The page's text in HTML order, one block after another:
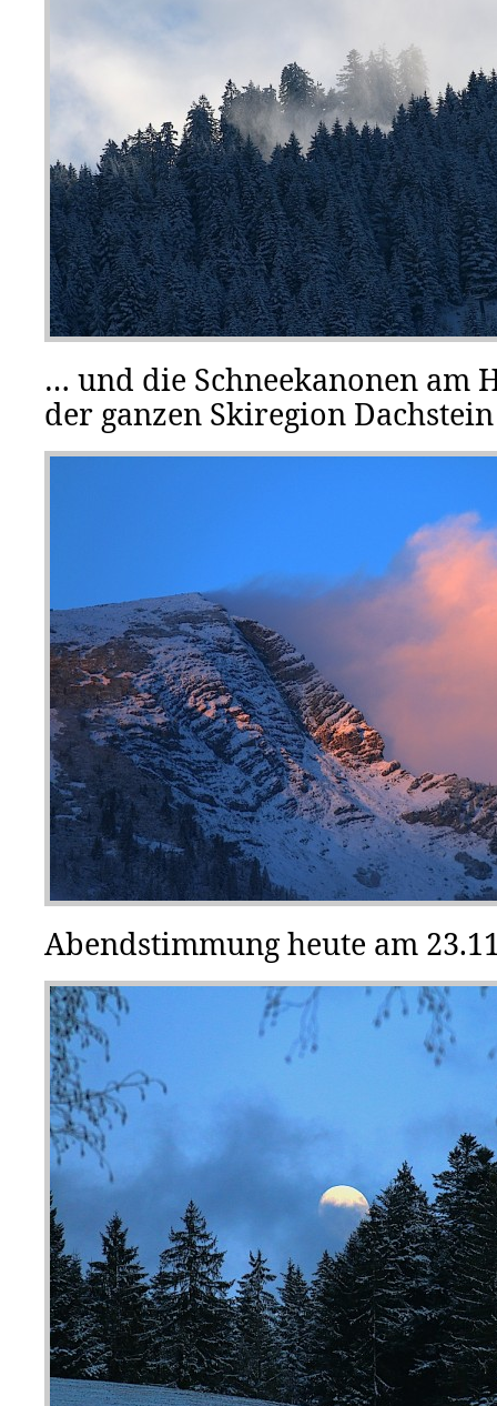
… und die Schneekanonen am
der ganzen Skiregion
Abendstimmung heute am